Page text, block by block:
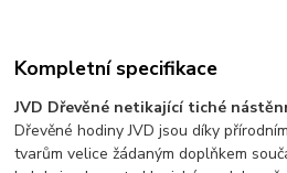
Kompletní specifikace
JVD Dřevěné netikající tiché
Dřevěné hodiny JVD jsou díky
tvarům velice žádaným doplňkem